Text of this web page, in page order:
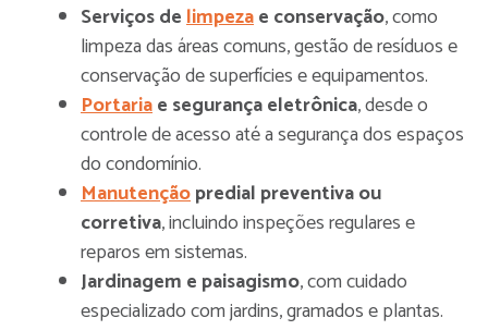
Serviços delimpezae conservação, como
limpeza das áreas comuns, gestão de resíduos e
conservação de superfícies e equipamentos.
Portariae segurança eletrônica, desde o
controle de acesso até a segurança dos espaços
do condomínio.
Manutençãopredial preventiva ou
corretiva, incluindo inspeções regulares e
reparos em sistemas.
Jardinagem e paisagismo, com cuidado
especializado com jardins, gramados e plantas.